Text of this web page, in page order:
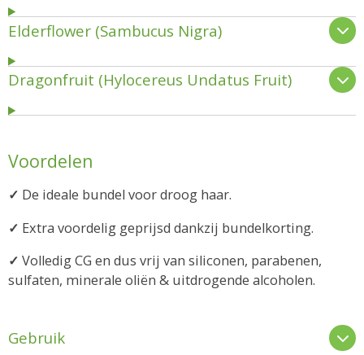
Elderflower (Sambucus Nigra)
Dragonfruit (Hylocereus Undatus Fruit)
Voordelen
✓ De ideale bundel voor droog haar.
✓ Extra voordelig geprijsd dankzij bundelkorting.
✓ VolledigCG en dus vrij van siliconen, parabenen,
sulfaten, minerale oliën & uitdrogende alcoholen.
Gebruik